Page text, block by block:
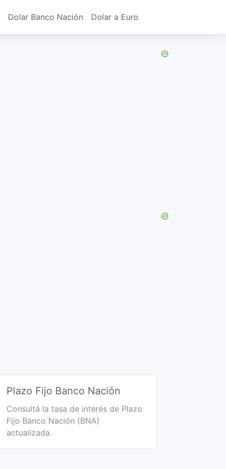
Dolar Banco Nación Dolar a Euro
Plazo Fijo Banco Nación
Consultá la tasa de interés de Plazo
Fijo Banco Nación (BNA)
actualizada.